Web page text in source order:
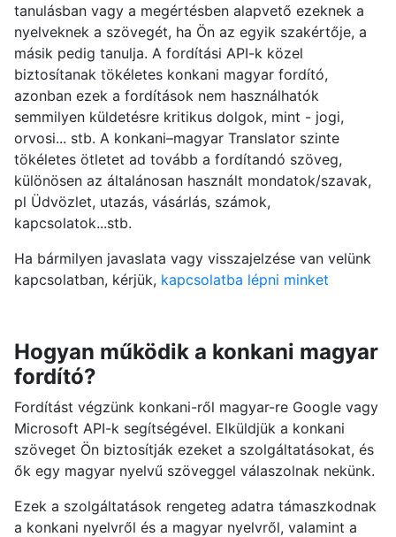
tanulásban vagy a megértésben alapvető ezeknek a
nyelveknek a szövegét, ha Ön az egyik szakértője, a
másik pedig tanulja. A fordítási API-k közel
biztosítanak tökéletes konkani magyar fordító,
azonban ezek a fordítások nem használhatók
semmilyen küldetésre kritikus dolgok, mint - jogi,
orvosi... stb. A konkani–magyar Translator szinte
tökéletes ötletet ad tovább a fordítandó szöveg,
különösen az általánosan használt mondatok/szavak,
pl Üdvözlet, utazás, vásárlás, számok,
kapcsolatok...stb.
Ha bármilyen javaslata vagy visszajelzése van velünk
kapcsolatban, kérjük, kapcsolatba lépni minket
Hogyan működik a konkani magyar
fordító?
Fordítást végzünk konkani-ről magyar-re Google vagy
Microsoft API-k segítségével. Elküldjük a konkani
szöveget Ön biztosítják ezeket a szolgáltatásokat, és
ők egy magyar nyelvű szöveggel válaszolnak nekünk.
Ezek a szolgáltatások rengeteg adatra támaszkodnak
a konkani nyelvről és a magyar nyelvről, valamint a